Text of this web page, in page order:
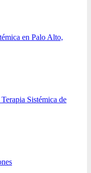
en Palo Alto,
Sistémica de